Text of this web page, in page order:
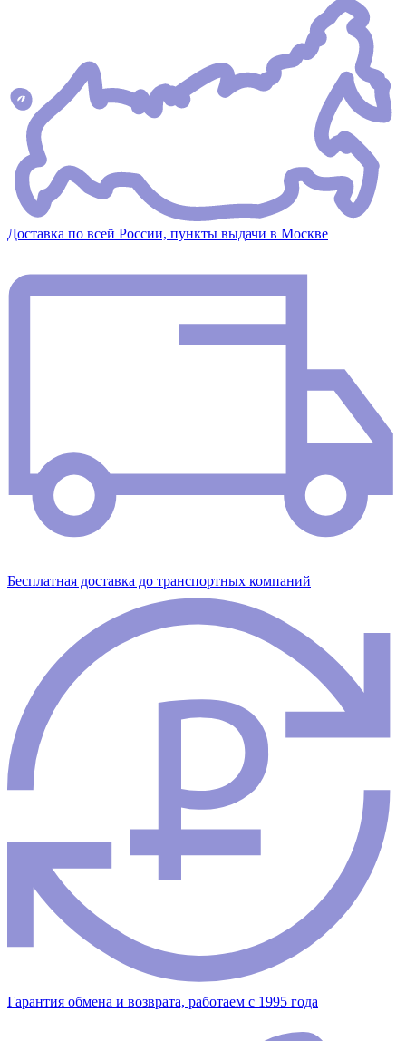
Доставка по всей России, пункты выдачи в Москве
Бесплатная доставка до транспортных компаний
Гарантия обмена и возврата, работаем с 1995 года